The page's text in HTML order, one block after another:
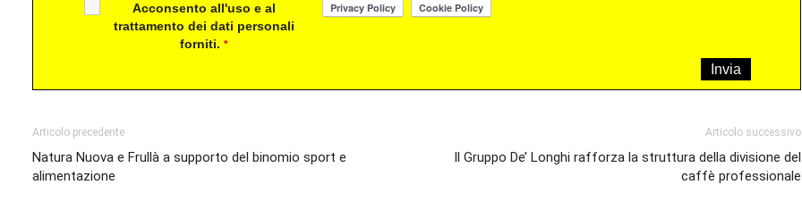
Acconsento all'uso e al
trattamento dei dati personali
forniti.*
Articolo precedente
Natura Nuova e Frullà a supporto del binomio sport e
alimentazione
Articolo successivo
Il Gruppo De’ Longhi rafforza la struttura della divisione del
caffè professionale